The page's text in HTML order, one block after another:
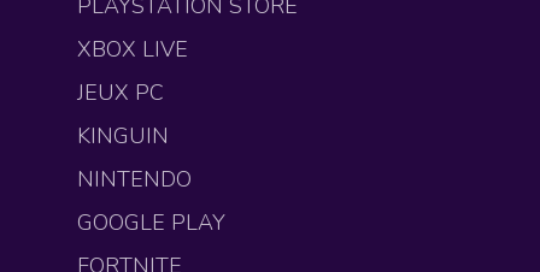
XBOX LIVE
JEUX PC
KINGUIN
NINTENDO
GOOGLE PLAY
FORTNITE